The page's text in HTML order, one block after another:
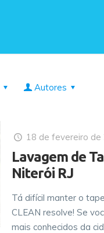
Autores
18 de fevereiro de
Lavagem de
Niterói RJ
Tá difícil manter o
CLEAN resolve! Se
mais conhecidos da